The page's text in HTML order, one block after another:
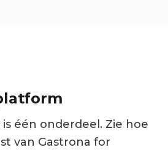
één onderdeel. Zie hoe
van Gastrona for